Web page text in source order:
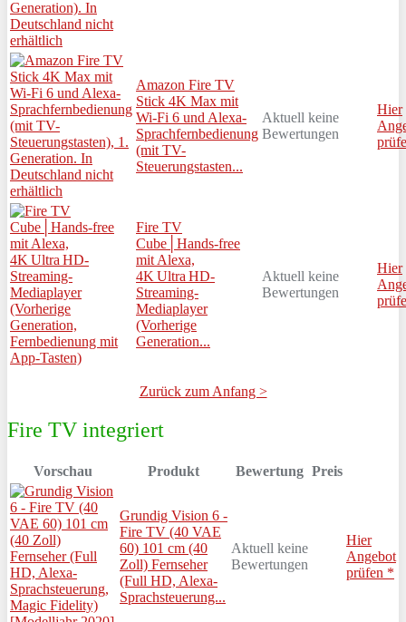
Amazon Fire TV
Stick 4K Max mit
Wi-Fi 6 und Alexa-
Sprachfernbedienung
(mit TV-
Steuerungstasten...
Aktuell keine
Bewertungen
Hier
Fire TV
Cube│Hands-free
mit Alexa,
4K Ultra HD-
Streaming-
Mediaplayer
(Vorherige
Generation...
Aktuell keine
Bewertungen
Hier
Zurück zum Anfang >
Fire TV integriert
Vorschau Produkt Bewertung Preis
Grundig Vision 6 -
Fire TV (40 VAE
60) 101 cm (40
Zoll) Fernseher
(Full HD, Alexa-
Sprachsteuerung...
Aktuell keine
Bewertungen
Hier
Angebot
prüfen *